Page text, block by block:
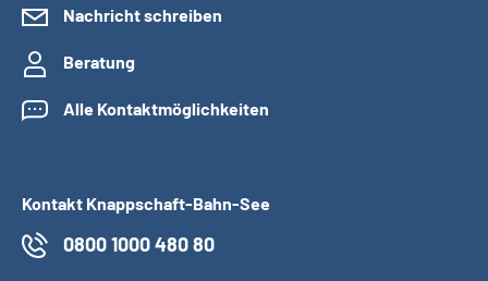
Nachricht schreiben
Beratung
Alle Kontaktmöglichkeiten
Kontakt Knappschaft-Bahn-See
0800 1000 480 80